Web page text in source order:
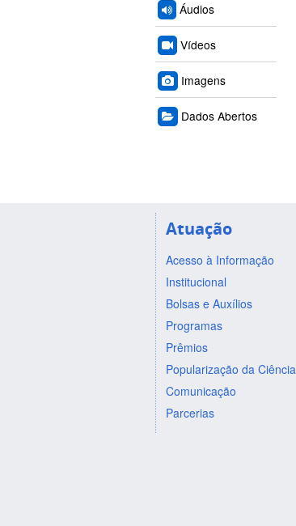
Áudios
Vídeos
Imagens
Dados Abertos
Atuação
Acesso à Informação
Institucional
Bolsas e Auxílios
Programas
Prêmios
Popularização da Ciência
Comunicação
Parcerias